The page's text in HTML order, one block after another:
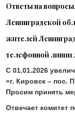
24 ИЮЛЯ 2026
Скоро в
24 ИЮЛЯ 2026
04 АВГУСТА 2026
Ответы на
Ленинградской
жителей
телефонной линии
С 01.01.2026
«г. Кировск – пос.
Просим принять
Отвечает комитет